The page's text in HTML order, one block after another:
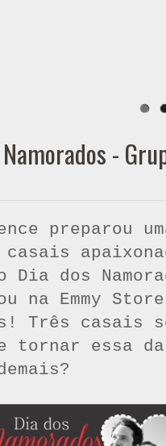
-
preparou
dos
na Emmy
casais
tornar essa